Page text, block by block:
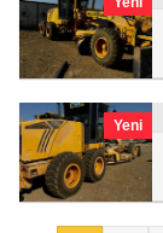
Yeni